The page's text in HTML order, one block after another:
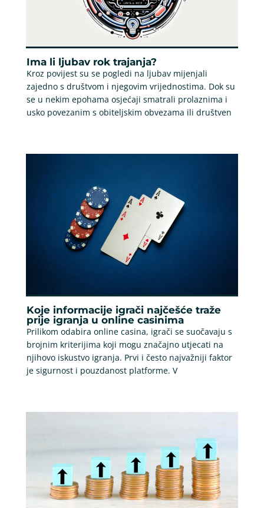
Ima li ljubav rok trajanja?
Kroz povijest su se pogledi na ljubav mijenjali
zajedno s društvom i njegovim vrijednostima. Dok su
se u nekim epohama osjećaji smatrali prolaznima i
usko povezanim s obiteljskim obvezama ili društven
Koje informacije igrači najčešće traže
prije igranja u online casinima
Prilikom odabira online casina, igrači se suočavaju s
brojnim kriterijima koji mogu značajno utjecati na
njihovo iskustvo igranja. Prvi i često najvažniji faktor
je sigurnost i pouzdanost platforme. V